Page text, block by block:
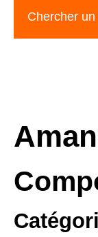
Chercher